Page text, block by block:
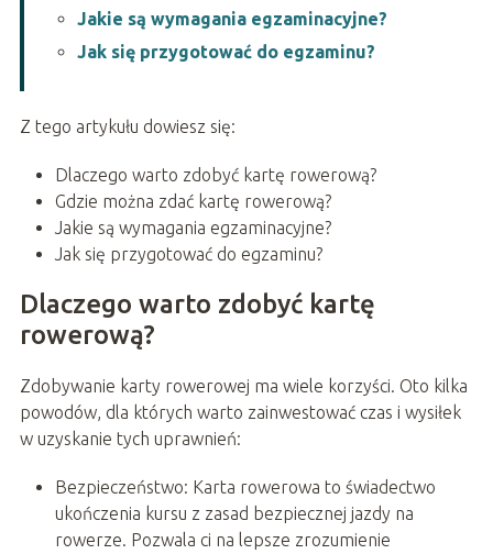
Jakie są wymagania egzaminacyjne?
Jak się przygotować do egzaminu?
Z tego artykułu dowiesz się:
Dlaczego warto zdobyć kartę rowerową?
Gdzie można zdać kartę rowerową?
Jakie są wymagania egzaminacyjne?
Jak się przygotować do egzaminu?
Dlaczego warto zdobyć kartę
rowerową?
Zdobywanie karty rowerowej ma wiele korzyści. Oto kilka
powodów, dla których warto zainwestować czas i wysiłek
w uzyskanie tych uprawnień:
Bezpieczeństwo: Karta rowerowa to świadectwo
ukończenia kursu z zasad bezpiecznej jazdy na
rowerze. Pozwala ci na lepsze zrozumienie